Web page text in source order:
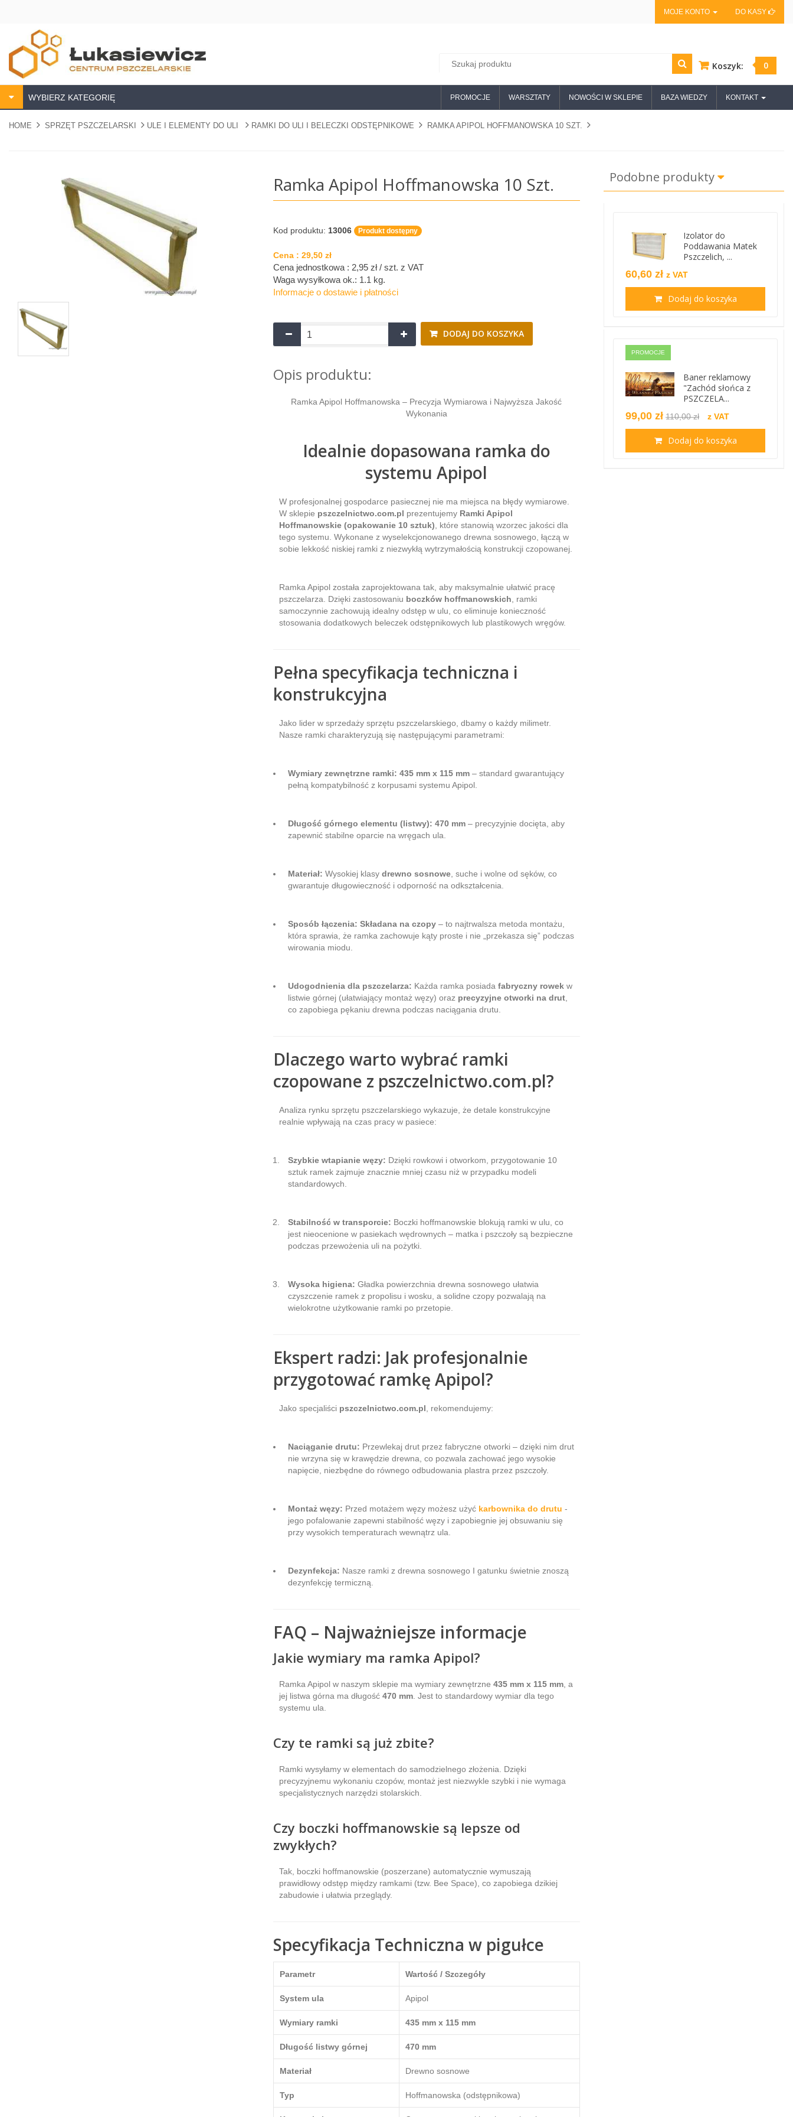
MOJE KONTO DO KASY
Koszyk: 0
PROMOCJE WARSZTATY NOWOŚCI W SKLEPIE BAZA WIEDZY KONTAKT
WYBIERZ KATEGORIĘ
HOME SPRZĘT PSZCZELARSKI ULE I ELEMENTY DO ULI RAMKI DO ULI I BELECZKI ODSTĘPNIKOWE RAMKA APIPOL HOFFMANOWSKA 10 SZT.
Ramka Apipol Hoffmanowska 10 Szt.
Kod produktu: 13006 Produkt dostępny
Cena : 29,50 zł
Cena jednostkowa : 2,95 zł / szt. z VAT
Waga wysyłkowa ok.: 1.1 kg.
Informacje o dostawie i płatności
DODAJ DO KOSZYKA
Opis produktu:
Ramka Apipol Hoffmanowska – Precyzja Wymiarowa i Najwyższa Jakość
Wykonania
Idealnie dopasowana ramka do
systemu Apipol
W profesjonalnej gospodarce pasiecznej nie ma miejsca na błędy wymiarowe.
W sklepie pszczelnictwo.com.pl prezentujemy Ramki Apipol
Hoffmanowskie (opakowanie 10 sztuk) , które stanowią wzorzec jakości dla
tego systemu. Wykonane z wyselekcjonowanego drewna sosnowego, łączą w
sobie lekkość niskiej ramki z niezwykłą wytrzymałością konstrukcji czopowanej.
Ramka Apipol została zaprojektowana tak, aby maksymalnie ułatwić pracę
pszczelarza. Dzięki zastosowaniu boczków hoffmanowskich , ramki
samoczynnie zachowują idealny odstęp w ulu, co eliminuje konieczność
stosowania dodatkowych beleczek odstępnikowych lub plastikowych wręgów.
Pełna specyfikacja techniczna i
konstrukcyjna
Jako lider w sprzedaży sprzętu pszczelarskiego, dbamy o każdy milimetr.
Nasze ramki charakteryzują się następującymi parametrami:
Wymiary zewnętrzne ramki: 435 mm x 115 mm– standard gwarantujący
pełną kompatybilność z korpusami systemu Apipol.
Długość górnego elementu (listwy): 470 mm– precyzyjnie docięta, aby
zapewnić stabilne oparcie na wręgach ula.
Materiał: Wysokiej klasy drewno sosnowe, suche i wolne od sęków, co
gwarantuje długowieczność i odporność na odkształcenia.
Sposób łączenia: Składana na czopy– to najtrwalsza metoda montażu,
która sprawia, że ramka zachowuje kąty proste i nie „przekasza się” podczas
wirowania miodu.
Udogodnienia dla pszczelarza: Każda ramka posiada fabryczny rowekw
listwie górnej (ułatwiający montaż węzy) oraz precyzyjne otworki na drut,
co zapobiega pękaniu drewna podczas naciągania drutu.
Dlaczego warto wybrać ramki
czopowane z pszczelnictwo.com.pl?
Analiza rynku sprzętu pszczelarskiego wykazuje, że detale konstrukcyjne
realnie wpływają na czas pracy w pasiece:
Szybkie wtapianie węzy: Dzięki rowkowi i otworkom, przygotowanie 10
sztuk ramek zajmuje znacznie mniej czasu niż w przypadku modeli
standardowych.
Stabilność w transporcie: Boczki hoffmanowskie blokują ramki w ulu, co
jest nieocenione w pasiekach wędrownych – matka i pszczoły są bezpieczne
podczas przewożenia uli na pożytki.
Wysoka higiena: Gładka powierzchnia drewna sosnowego ułatwia
czyszczenie ramek z propolisu i wosku, a solidne czopy pozwalają na
wielokrotne użytkowanie ramki po przetopie.
Ekspert radzi: Jak profesjonalnie
przygotować ramkę Apipol?
Jako specjaliści pszczelnictwo.com.pl , rekomendujemy:
Naciąganie drutu: Przewlekaj drut przez fabryczne otworki – dzięki nim drut
nie wrzyna się w krawędzie drewna, co pozwala zachować jego wysokie
napięcie, niezbędne do równego odbudowania plastra przez pszczoły.
Montaż węzy: Przed motażem węzy możesz użyć karbownika do drutu -
jego pofalowanie zapewni stabilność węzy i zapobiegnie jej obsuwaniu się
przy wysokich temperaturach wewnątrz ula.
Dezynfekcja: Nasze ramki z drewna sosnowego I gatunku świetnie znoszą
dezynfekcję termiczną.
FAQ – Najważniejsze informacje
Jakie wymiary ma ramka Apipol?
Ramka Apipol w naszym sklepie ma wymiary zewnętrzne 435 mm x 115 mm, a
jej listwa górna ma długość 470 mm. Jest to standardowy wymiar dla tego
systemu ula.
Czy te ramki są już zbite?
Ramki wysyłamy w elementach do samodzielnego złożenia. Dzięki
precyzyjnemu wykonaniu czopów, montaż jest niezwykle szybki i nie wymaga
specjalistycznych narzędzi stolarskich.
Czy boczki hoffmanowskie są lepsze od
zwykłych?
Tak, boczki hoffmanowskie (poszerzane) automatycznie wymuszają
prawidłowy odstęp między ramkami (tzw. Bee Space), co zapobiega dzikiej
zabudowie i ułatwia przeglądy.
Specyfikacja Techniczna w pigułce
Parametr Wartość / Szczegóły
System ula Apipol
Wymiary ramki 435 mm x 115 mm
Długość listwy górnej 470 mm
Materiał Drewno sosnowe
Typ Hoffmanowska (odstępnikowa)
Podobne produkty
Izolator do
Poddawania Matek
Pszczelich, ...
60,60 zł z VAT
Dodaj do koszyka
PROMOCJE
Baner reklamowy
"Zachód słońca z
PSZCZELA...
99,00 zł 110,00 zł z VAT
Dodaj do koszyka